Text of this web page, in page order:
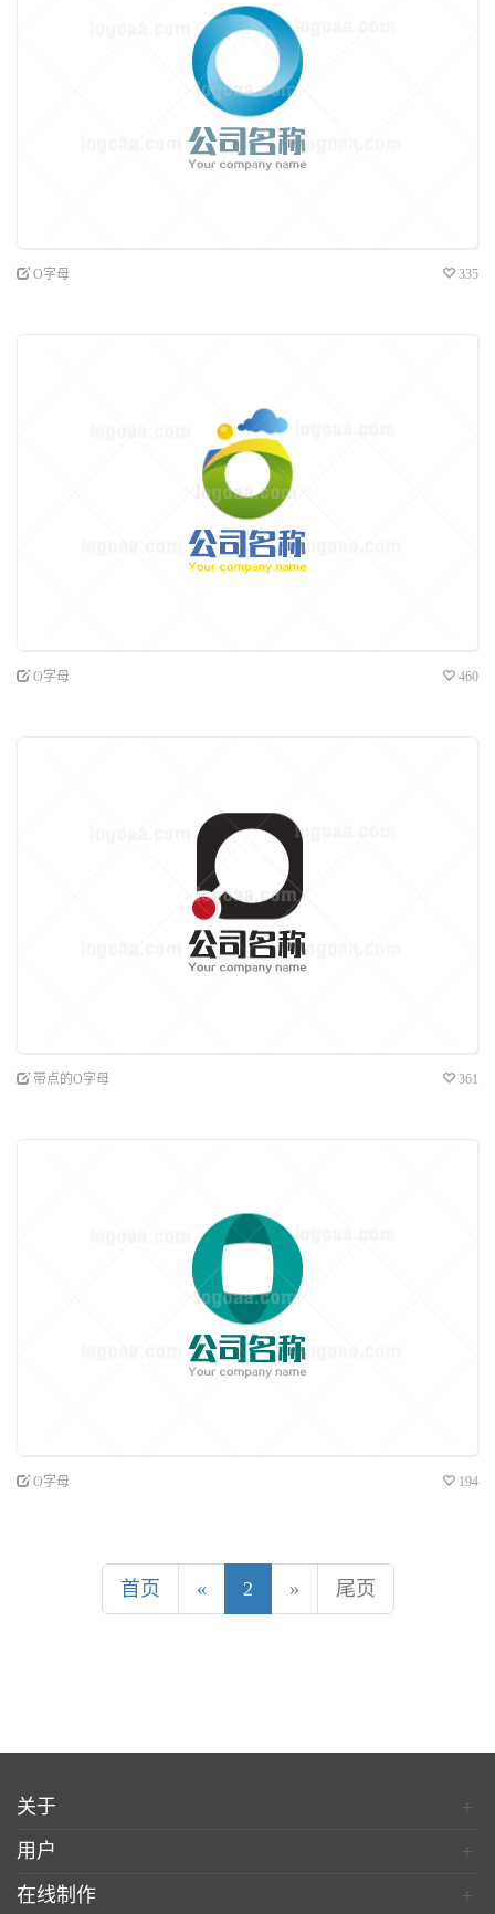
O字母 335
O字母 460
带点的O字母 361
O字母 194
首页 « 2 » 尾页
关于
+
用户
+
在线制作
+